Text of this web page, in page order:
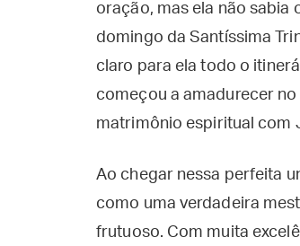
oração, mas ela não sabia
domingo da Santíssima
claro para ela todo o
começou a amadurecer
matrimônio espiritual com
Ao chegar nessa perfeita
como uma verdadeira
frutuoso. Com muita